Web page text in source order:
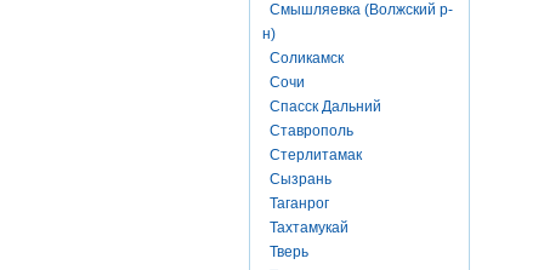
Смышляевка (Волжский р-
н)
Соликамск
Сочи
Спасск Дальний
Ставрополь
Стерлитамак
Сызрань
Таганрог
Тахтамукай
Тверь